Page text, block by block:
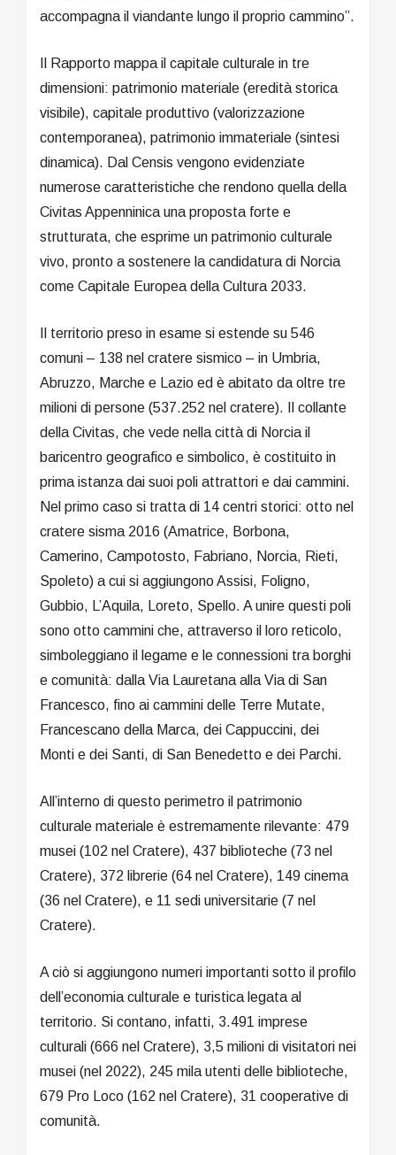
accompagna il viandante lungo il proprio cammino”.
Il Rapporto mappa il capitale culturale in tre
dimensioni: patrimonio materiale (eredità storica
visibile), capitale produttivo (valorizzazione
contemporanea), patrimonio immateriale (sintesi
dinamica). Dal Censis vengono evidenziate
numerose caratteristiche che rendono quella della
Civitas Appenninica una proposta forte e
strutturata, che esprime un patrimonio culturale
vivo, pronto a sostenere la candidatura di Norcia
come Capitale Europea della Cultura 2033.
Il territorio preso in esame si estende su 546
comuni – 138 nel cratere sismico – in Umbria,
Abruzzo, Marche e Lazio ed è abitato da oltre tre
milioni di persone (537.252 nel cratere). Il collante
della Civitas, che vede nella città di Norcia il
baricentro geografico e simbolico, è costituito in
prima istanza dai suoi poli attrattori e dai cammini.
Nel primo caso si tratta di 14 centri storici: otto nel
cratere sisma 2016 (Amatrice, Borbona,
Camerino, Campotosto, Fabriano, Norcia, Rieti,
Spoleto) a cui si aggiungono Assisi, Foligno,
Gubbio, L’Aquila, Loreto, Spello. A unire questi poli
sono otto cammini che, attraverso il loro reticolo,
simboleggiano il legame e le connessioni tra borghi
e comunità: dalla Via Lauretana alla Via di San
Francesco, fino ai cammini delle Terre Mutate,
Francescano della Marca, dei Cappuccini, dei
Monti e dei Santi, di San Benedetto e dei Parchi.
All’interno di questo perimetro il patrimonio
culturale materiale è estremamente rilevante: 479
musei (102 nel Cratere), 437 biblioteche (73 nel
Cratere), 372 librerie (64 nel Cratere), 149 cinema
(36 nel Cratere), e 11 sedi universitarie (7 nel
Cratere).
A ciò si aggiungono numeri importanti sotto il profilo
dell’economia culturale e turistica legata al
territorio. Si contano, infatti, 3.491 imprese
culturali (666 nel Cratere), 3,5 milioni di visitatori nei
musei (nel 2022), 245 mila utenti delle biblioteche,
679 Pro Loco (162 nel Cratere), 31 cooperative di
comunità.